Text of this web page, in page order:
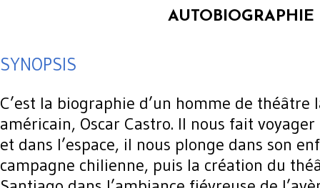
SYNOPSIS
C’est la biographie d’un homme de théâtre
américain, Oscar Castro. Il nous fait
et dans l’espace, il nous plonge dans son
campagne chilienne, puis la création du